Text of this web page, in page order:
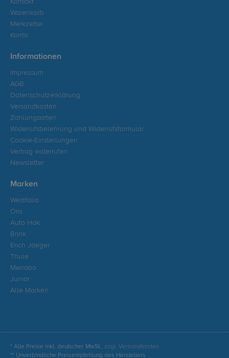
Kontakt
Warenkorb
Merkzettel
Konto
Informationen
Impressum
AGB
Datenschutzerklärung
Versandkosten
Zahlungsarten
Widerrufsbelehrung und Widerrufsformular
Cookie-Einstellungen
Vertrag widerrufen
Newsletter
Marken
Westfalia
Oris
Auto Hak
Brink
Erich Jaeger
Thule
Menabo
Junior
Alle Marken
* Alle Preise inkl. deutscher MwSt., zzgl. Versandkosten
** Unverbindliche Preisempfehlung des Herstellers